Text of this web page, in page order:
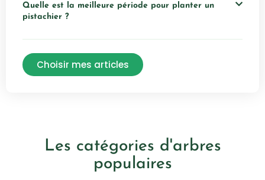
Quelle est la meilleure période pour planter un
pistachier ?
Choisir mes articles
Les catégories d'arbres
populaires